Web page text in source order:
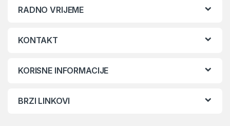
RADNO VRIJEME
KONTAKT
KORISNE INFORMACIJE
BRZI LINKOVI